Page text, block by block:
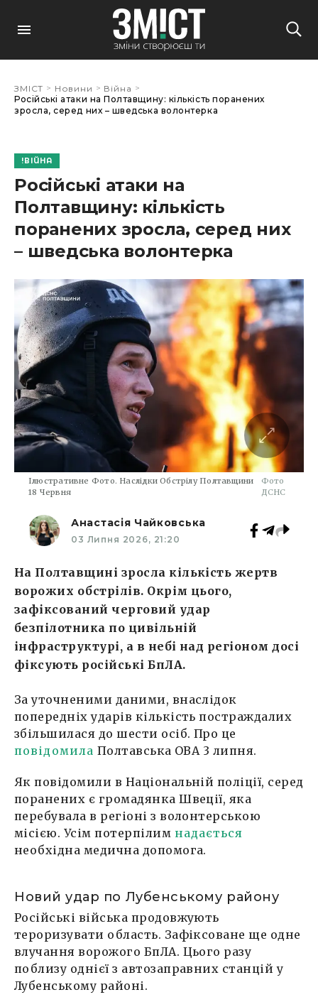
ЗМІСТ > Новини > Війна >
Російські атаки на Полтавщину: кількість поранених
зросла, серед них – шведська волонтерка
ВІЙНА
Російські атаки на
Полтавщину: кількість
поранених зросла, серед них
– шведська волонтерка
Ілюстративне Фото. Наслідки Обстрілу Полтавщини
18 Червня
Фото
ДСНС
Анастасія Чайковська
03 Липня 2026, 21:20
На Полтавщині зросла кількість жертв
ворожих обстрілів. Окрім цього,
зафіксований черговий удар
безпілотника по цивільній
інфраструктурі, а в небі над регіоном досі
фіксують російські БпЛА.
За уточненими даними, внаслідок
попередніх ударів кількість постраждалих
збільшилася до шести осіб. Про це
повідомила Полтавська ОВА 3 липня.
Як повідомили в Національній поліції, серед
поранених є громадянка Швеції, яка
перебувала в регіоні з волонтерською
місією. Усім потерпілим надається
необхідна медична допомога.
Новий удар по Лубенському району
Російські війська продовжують
тероризувати область. Зафіксоване ще одне
влучання ворожого БпЛА. Цього разу
поблизу однієї з автозаправних станцій у
Лубенському районі.